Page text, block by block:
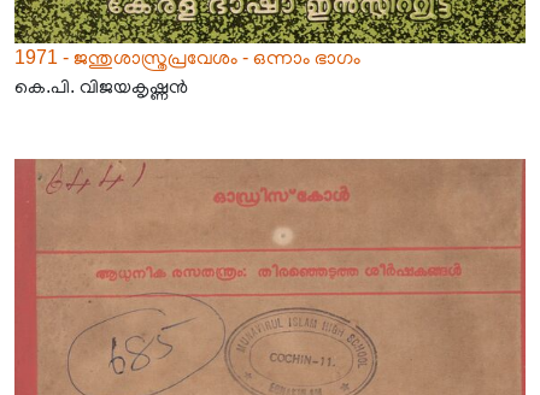
1971 - ജന്തുശാസ്ത്രപ്രവേശം - ഒന്നാം ഭാഗം
കെ.പി. വിജയകൃഷ്ണൻ